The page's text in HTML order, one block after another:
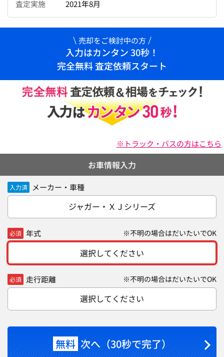
査定実施
2021年8月
売却をご検討中の方
入力はカンタン 30秒！
完全無料 査定依頼スタート
※トラック・バスの方はこちら
お車情報入力
入力済 メーカー・車種
ジャガー・ＸＪシリーズ
必須 年式 ※不明の場合はだいたいでOK
選択してください
必須 走行距離 ※不明の場合はだいたいでOK
選択してください
無料 次へ（30秒で完了）